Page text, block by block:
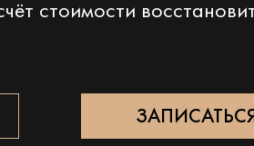
стоимости